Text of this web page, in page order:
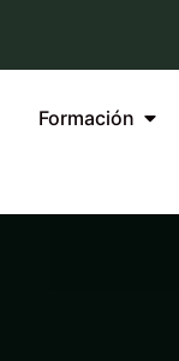
Formación